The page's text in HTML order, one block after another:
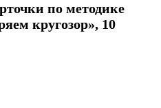
по методике
кругозор», 10